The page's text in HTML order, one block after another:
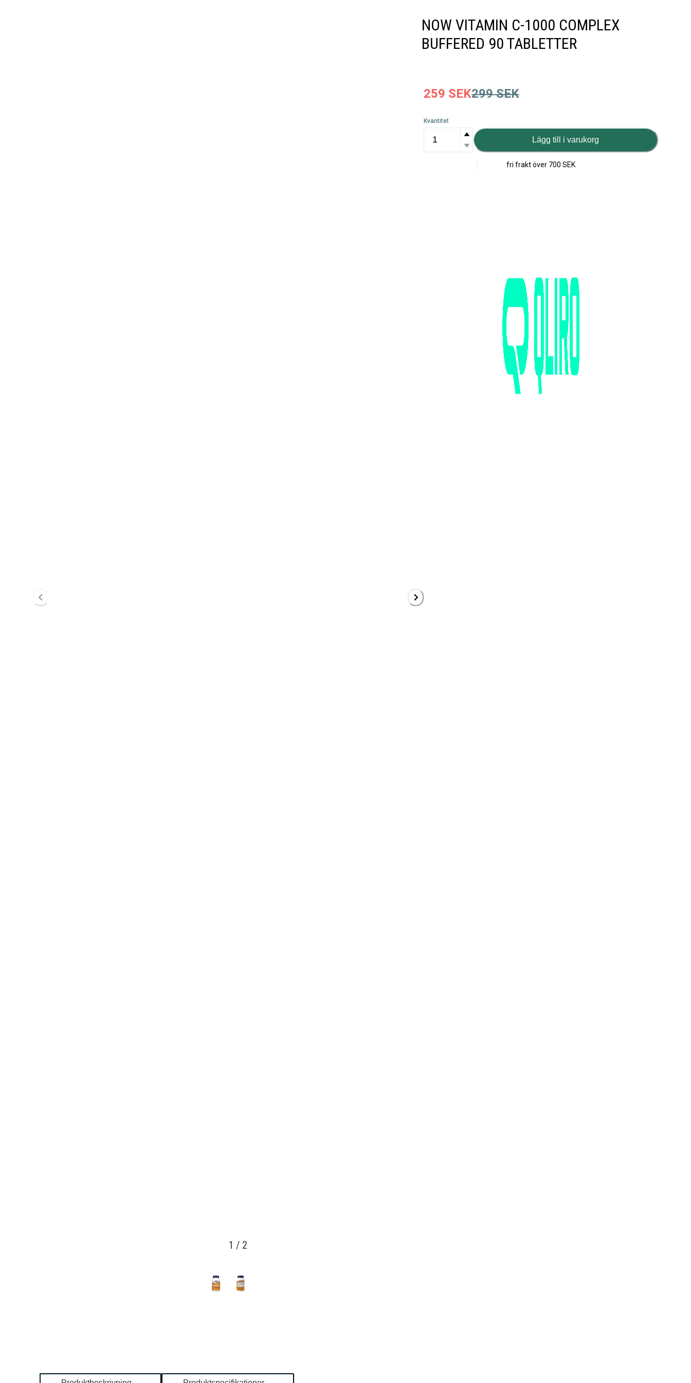
1 / 2
NOW VITAMIN C-1000 COMPLEX
BUFFERED 90 TABLETTER
259 SEK299 SEK
Kvantitet
Lägg till i varukorg
fri frakt över 700 SEK